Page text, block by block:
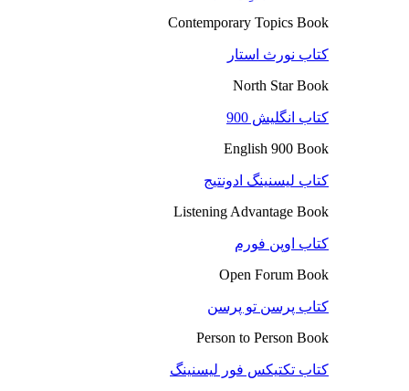
Contemporary Topics Book
کتاب نورث استار
North Star Book
کتاب انگلیش 900
English 900 Book
کتاب لیسنینگ ادونتیج
Listening Advantage Book
کتاب اوپن فورم
Open Forum Book
کتاب پرسن تو پرسن
Person to Person Book
کتاب تکتیکس فور لیسنینگ